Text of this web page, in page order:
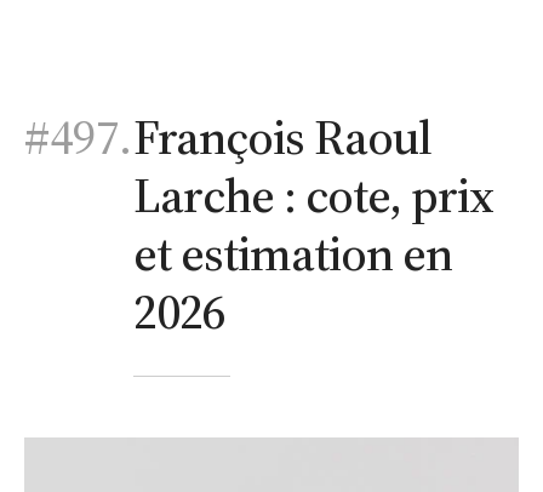
#497.François Raoul
Larche : cote, prix
et estimation en
2026